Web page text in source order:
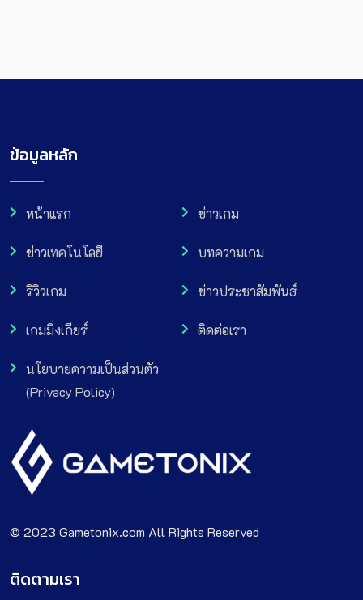
ข้อมูลหลัก
หน้าแรก ข่าวเกม
ข่าวเทคโนโลยี บทความเกม
รีวิวเกม ข่าวประชาสัมพันธ์
เกมมิ่งเกียร์ ติดต่อเรา
นโยบายความเป็นส่วนตัว
(Privacy Policy)
© 2023 Gametonix.com All Rights Reserved
ติดตามเรา